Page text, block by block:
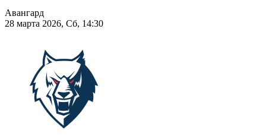
Авангард
28 марта 2026, Сб, 14:30